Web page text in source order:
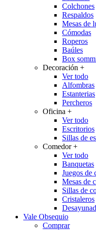
Colchones
Respaldos
Mesas de
Cómodas
Roperos
Baúles
Box
Decoración +
Ver todo
Alfombras
Estanterias
Percheros
Oficina +
Ver todo
Escritorios
Sillas de
Comedor+
Ver todo
Banquetas
Juegos de
Mesas de
Sillas de
Cristaleros
Vale Obsequio
Comprar